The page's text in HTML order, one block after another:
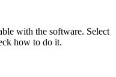
with the software. Select
how to do it.